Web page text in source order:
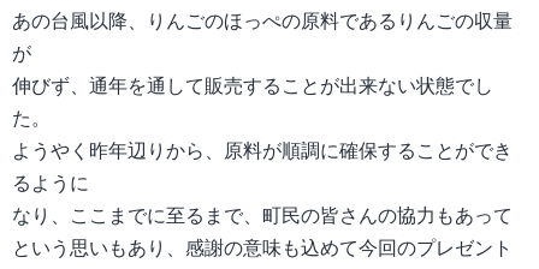
あの台風以降、りんごのほっぺの原料であるりんごの収量
が
伸びず、通年を通して販売することが出来ない状態でし
た。
ようやく昨年辺りから、原料が順調に確保することができ
るように
なり、ここまでに至るまで、町民の皆さんの協力もあって
という思いもあり、感謝の意味も込めて今回のプレゼント